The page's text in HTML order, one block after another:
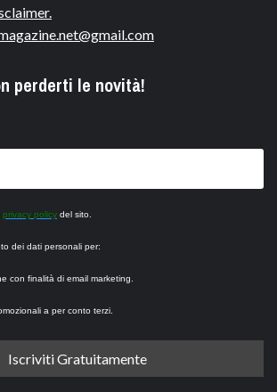
perderti le novità!
privacy policy del sito.
dei dati personali per:
con finalità di email marketing.
a per conto terzi.